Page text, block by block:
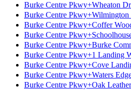
Burke Centre Pkwy+Wheaton Dr
Burke Centre
Burke Centre Pkwy+Coffer
Burke Centre
Burke Centre Pkwy+Burke
Burke Centre Pkwy+1 Landing
Burke Centre Pkwy+Cove
Burke Centre Pkwy+Waters
Burke Centre Pkwy+Oak